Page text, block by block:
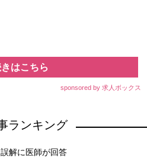
はこちら
sponsored by 求人ボックス
ランキング
誤解に医師が回答